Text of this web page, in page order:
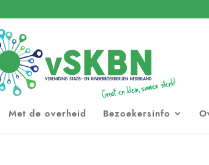
Met de overheid Bezoekersinfo